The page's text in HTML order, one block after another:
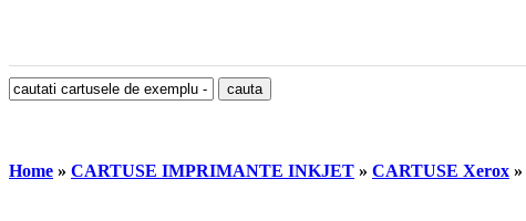
Home » CARTUSE IMPRIMANTE INKJET » CARTUSE Xerox »